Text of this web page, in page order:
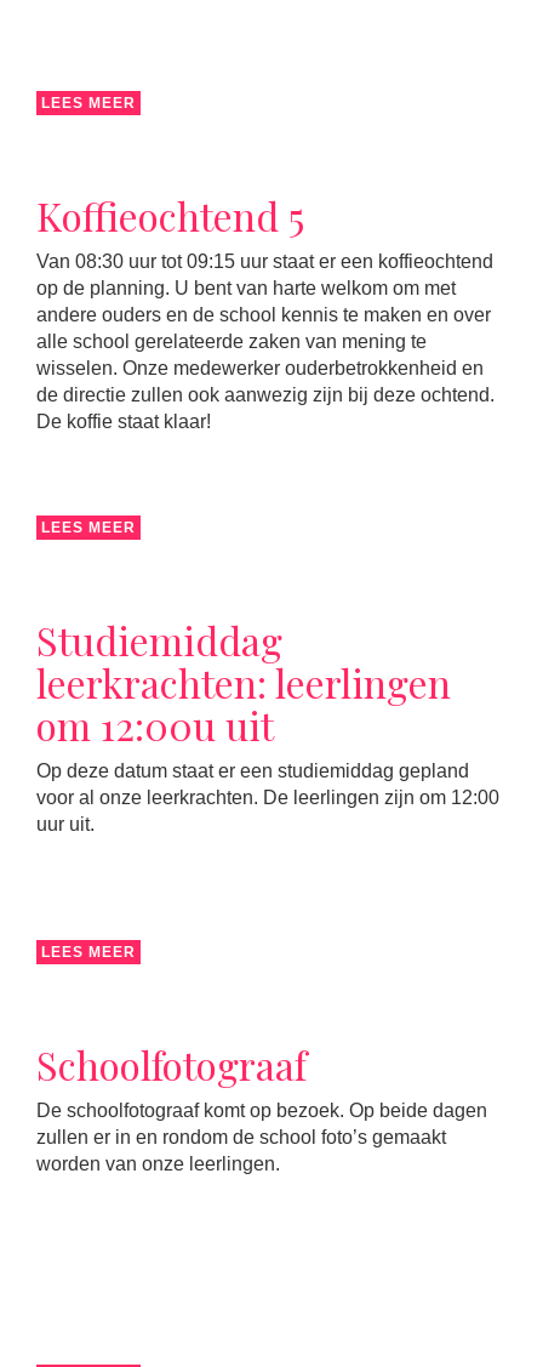
LEES MEER
Koffieochtend 5
Van 08:30 uur tot 09:15 uur staat er een koffieochtend
op de planning. U bent van harte welkom om met
andere ouders en de school kennis te maken en over
alle school gerelateerde zaken van mening te
wisselen. Onze medewerker ouderbetrokkenheid en
de directie zullen ook aanwezig zijn bij deze ochtend.
De koffie staat klaar!
LEES MEER
Studiemiddag
leerkrachten: leerlingen
om 12:00u uit
Op deze datum staat er een studiemiddag gepland
voor al onze leerkrachten. De leerlingen zijn om 12:00
uur uit.
LEES MEER
Schoolfotograaf
De schoolfotograaf komt op bezoek. Op beide dagen
zullen er in en rondom de school foto’s gemaakt
worden van onze leerlingen.